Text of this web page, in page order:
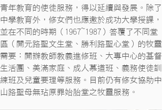
青年教育的使徒服務，得以延續與發展。除了
中學教育外，修女們也應邀於成功大學授課，
並在不同的時期（1967~1987）答覆了不同堂
區（開元路聖文生堂、勝利路聖心堂）的牧靈
需要：開辦教師教義進修班、大專中心的基督
生活團、美滿家庭、成人慕道班、義務使徒訓
練班及兒童要理等服務。目前仍有修女協助中
山路聖母無玷原罪始胎堂之牧靈服務。